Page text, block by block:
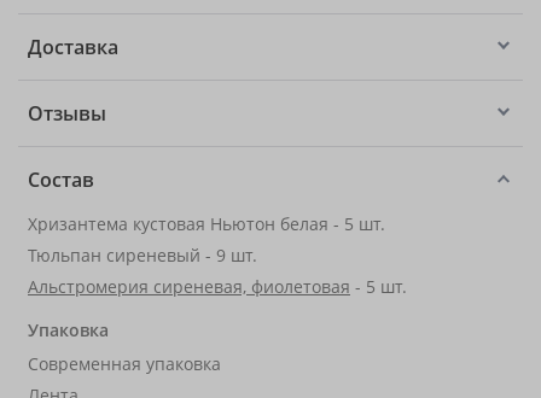
Доставка
Отзывы
Состав
Хризантема кустовая Ньютон белая - 5 шт.
Тюльпан сиреневый - 9 шт.
Альстромерия сиреневая, фиолетовая - 5 шт.
Упаковка
Современная упаковка